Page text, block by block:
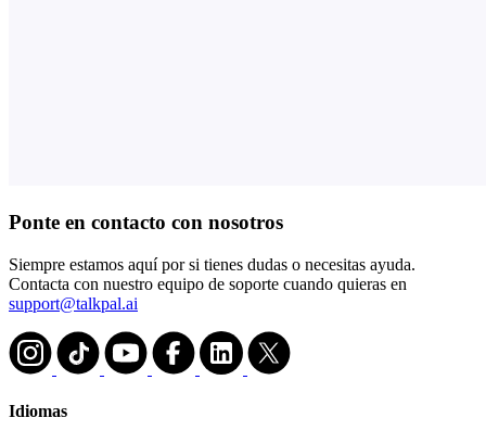
Ponte en contacto con nosotros
Siempre estamos aquí por si tienes dudas o necesitas ayuda.
Contacta con nuestro equipo de soporte cuando quieras en
support@talkpal.ai
Idiomas